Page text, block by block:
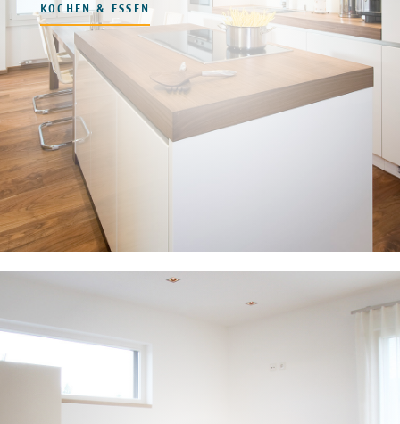
KOCHEN & ESSEN